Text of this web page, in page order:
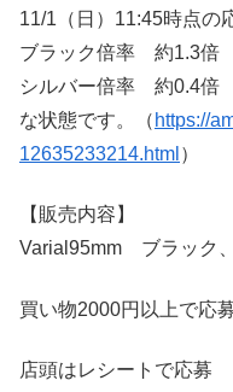
11/1（日）11:45時点の
ブラック倍率 約1.3倍
シルバー倍率 約0.4倍
な状態です。（ https://
12635233214.html ）
【販売内容】
Varial95mm ブラック
買い物2000円以上で応
店頭はレシートで応募